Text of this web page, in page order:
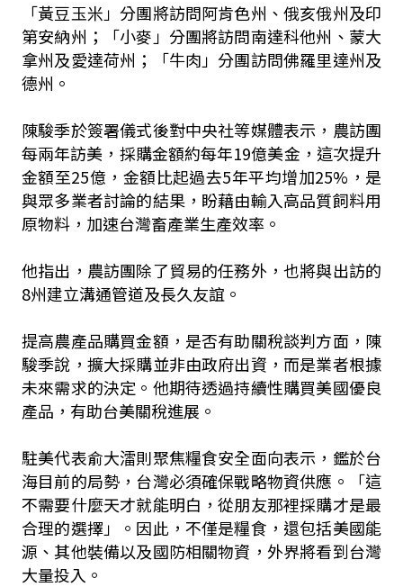
「黃豆玉米」分團將訪問阿肯色州、俄亥俄州及印
第安納州；「小麥」分團將訪問南達科他州、蒙大
拿州及愛達荷州；「牛肉」分團訪問佛羅里達州及
德州。
陳駿季於簽署儀式後對中央社等媒體表示，農訪團
每兩年訪美，採購金額約每年19億美金，這次提升
金額至25億，金額比起過去5年平均增加25%，是
與眾多業者討論的結果，盼藉由輸入高品質飼料用
原物料，加速台灣畜產業生產效率。
他指出，農訪團除了貿易的任務外，也將與出訪的
8州建立溝通管道及長久友誼。
提高農產品購買金額，是否有助關稅談判方面，陳
駿季說，擴大採購並非由政府出資，而是業者根據
未來需求的決定。他期待透過持續性購買美國優良
產品，有助台美關稅進展。
駐美代表俞大㵢則聚焦糧食安全面向表示，鑑於台
海目前的局勢，台灣必須確保戰略物資供應。「這
不需要什麼天才就能明白，從朋友那裡採購才是最
合理的選擇」。因此，不僅是糧食，還包括美國能
源、其他裝備以及國防相關物資，外界將看到台灣
大量投入。